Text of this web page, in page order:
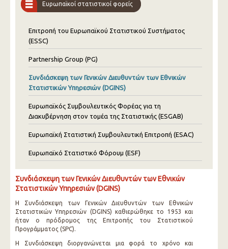
Ευρωπαϊκοί στατιστικοί φορείς
Επιτροπή του Ευρωπαϊκού Στατιστικού Συστήματος
(ESSC)
Partnership Group (PG)
Συνδιάσκεψη των Γενικών Διευθυντών των Εθνικών
Στατιστικών Υπηρεσιών (DGINS)
Ευρωπαϊκός Συμβουλευτικός Φορέας για τη
Διακυβέρνηση στον τομέα της Στατιστικής (ESGAB)
Ευρωπαϊκή Στατιστική Συμβουλευτική Επιτροπή (ESAC)
Ευρωπαϊκό Στατιστικό Φόρουμ (ESF)
Συνδιάσκεψη των Γενικών Διευθυντών των Εθνικών
Στατιστικών Υπηρεσιών (DGINS)
Η Συνδιάσκεψη των Γενικών Διευθυντών των Εθνικών
Στατιστικών Υπηρεσιών (DGINS) καθιερώθηκε το 1953 και
ήταν ο πρόδρομος της Επιτροπής του Στατιστικού
Προγράμματος (SPC).
H Συνδιάσκεψη διοργανώνεται μια φορά το χρόνο και